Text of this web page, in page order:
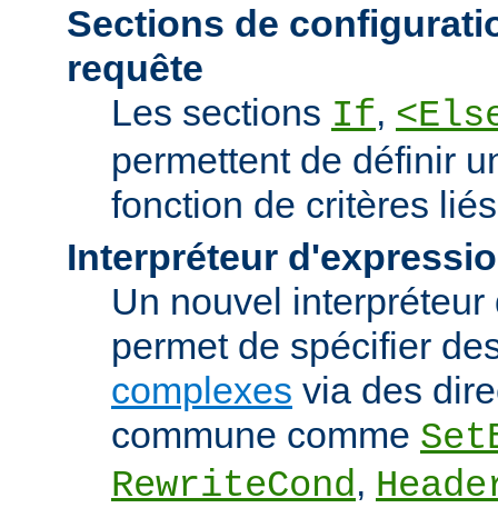
Sections de
requête
Les sections If,
permettent de définir
fonction de critères
Interpréteur
Un nouvel
permet de spécifier
complexes via des
commune comme
RewriteCond,